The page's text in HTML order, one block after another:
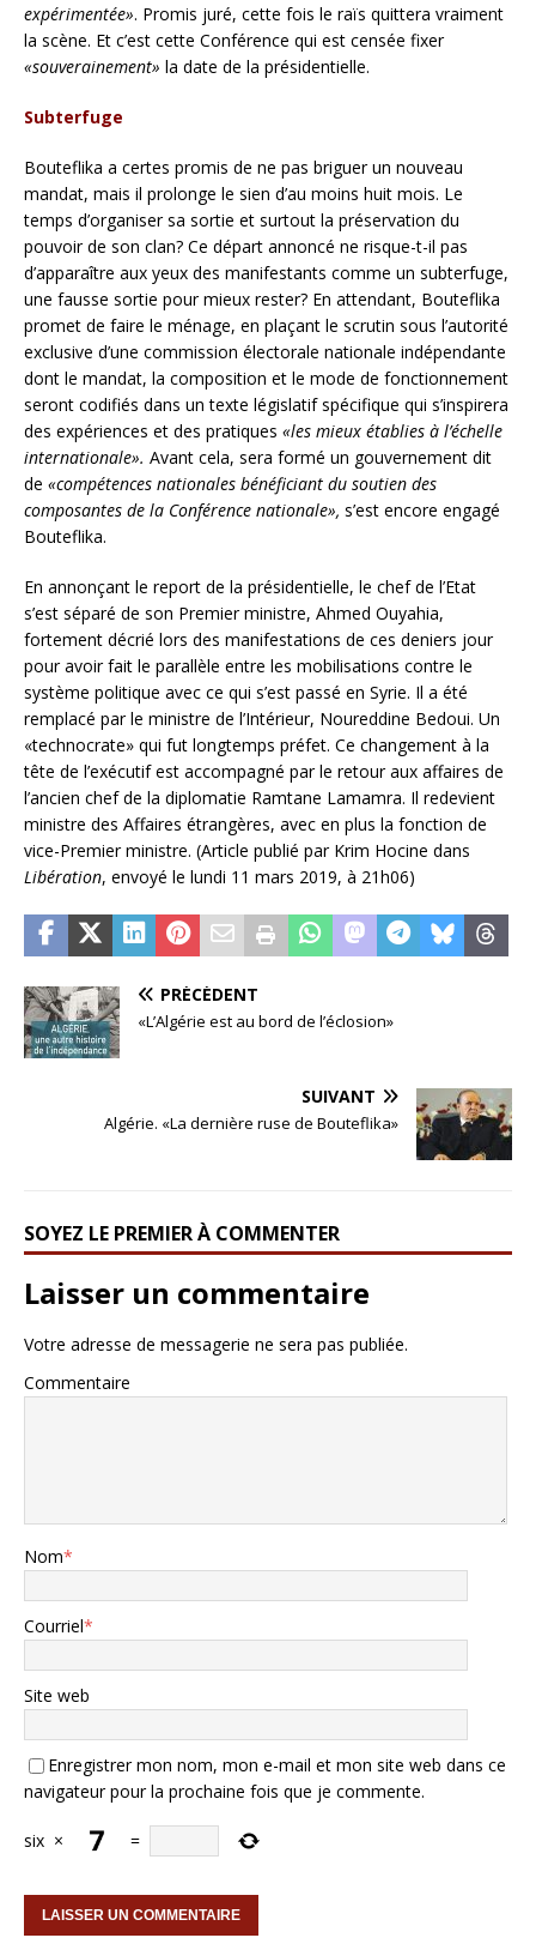
expérimentée». Promis juré, cette fois le raïs quittera vraiment
la scène. Et c’est cette Conférence qui est censée fixer
«souverainement» la date de la présidentielle.
Subterfuge
Bouteflika a certes promis de ne pas briguer un nouveau
mandat, mais il prolonge le sien d’au moins huit mois. Le
temps d’organiser sa sortie et surtout la préservation du
pouvoir de son clan? Ce départ annoncé ne risque-t-il pas
d’apparaître aux yeux des manifestants comme un subterfuge,
une fausse sortie pour mieux rester? En attendant, Bouteflika
promet de faire le ménage, en plaçant le scrutin sous l’autorité
exclusive d’une commission électorale nationale indépendante
dont le mandat, la composition et le mode de fonctionnement
seront codifiés dans un texte législatif spécifique qui s’inspirera
des expériences et des pratiques «les mieux établies à l’échelle
internationale». Avant cela, sera formé un gouvernement dit
de «compétences nationales bénéficiant du soutien des
composantes de la Conférence nationale», s’est encore engagé
Bouteflika.
En annonçant le report de la présidentielle, le chef de l’Etat
s’est séparé de son Premier ministre, Ahmed Ouyahia,
fortement décrié lors des manifestations de ces deniers jour
pour avoir fait le parallèle entre les mobilisations contre le
système politique avec ce qui s’est passé en Syrie. Il a été
remplacé par le ministre de l’Intérieur, Noureddine Bedoui. Un
«technocrate» qui fut longtemps préfet. Ce changement à la
tête de l’exécutif est accompagné par le retour aux affaires de
l’ancien chef de la diplomatie Ramtane Lamamra. Il redevient
ministre des Affaires étrangères, avec en plus la fonction de
vice-Premier ministre. (Article publié par Krim Hocine dans
Libération, envoyé le lundi 11 mars 2019, à 21h06)
PRÉCÉDENT
«L’Algérie est au bord de l’éclosion»
SUIVANT
Algérie. «La dernière ruse de Bouteflika»
SOYEZ LE PREMIER À COMMENTER
Laisser un commentaire
Votre adresse de messagerie ne sera pas publiée.
Commentaire
Nom*
Courriel*
Site web
Enregistrer mon nom, mon e-mail et mon site web dans ce
navigateur pour la prochaine fois que je commente.
six × =